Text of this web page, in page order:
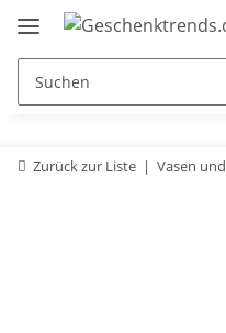
Zurück zur Liste Vasen